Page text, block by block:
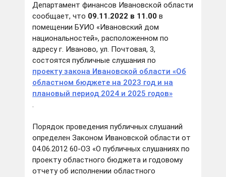
Департамент финансов Ивановской области
сообщает, что 09.11.2022 в 11.00 в
помещении БУИО «Ивановский дом
национальностей», расположенном по
адресу г. Иваново, ул. Почтовая, 3,
состоятся публичные слушания по
проекту закона Ивановской области «Об
областном бюджете на 2023 год и на
плановый период 2024 и 2025 годов»
.
Порядок проведения публичных слушаний
определен Законом Ивановской области от
04.06.2012 60-ОЗ «О публичных слушаниях по
проекту областного бюджета и годовому
отчету об исполнении областного